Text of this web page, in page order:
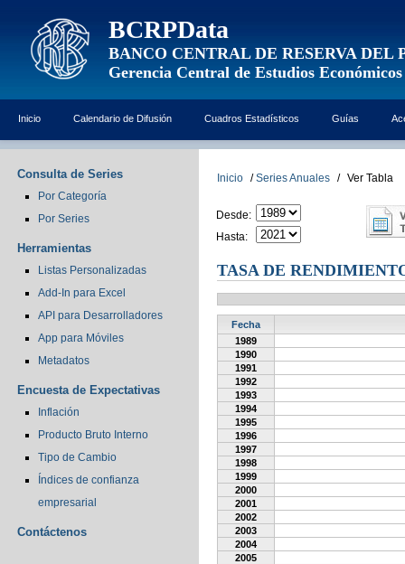
BCRPData
BANCO CENTRAL DE RESERVA DEL
Gerencia Central de Estudios Económicos
Inicio Calendario de Difusión Cuadros Estadísticos Guías
Consulta de Series
Por Categoría
Por Series
Herramientas
Listas Personalizadas
Add-In para Excel
API para Desarrolladores
App para Móviles
Metadatos
Encuesta de Expectativas
Inflación
Producto Bruto Interno
Tipo de Cambio
Índices de confianza
empresarial
Contáctenos
Inicio / Series Anuales / Ver Tabla
Desde:
Hasta:
TASA DE
Fecha
1989
1990
1991
1992
1993
1994
1995
1996
1997
1998
1999
2000
2001
2002
2003
2004
2005